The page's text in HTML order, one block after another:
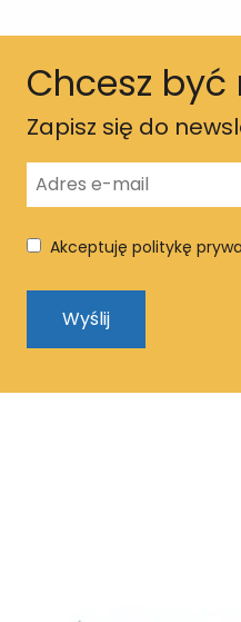
Chcesz być
Zapisz się do
Akceptuję politykę